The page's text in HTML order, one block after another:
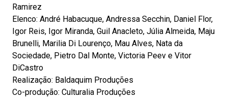
Ramirez
Elenco: André Habacuque, Andressa Secchin, Daniel Flor,
Igor Reis, Igor Miranda, Guil Anacleto, Júlia Almeida, Maju
Brunelli, Marilia Di Lourenço, Mau Alves, Nata da
Sociedade, Pietro Dal Monte, Victoria Peev e Vitor
DiCastro
Realização: Baldaquim Produções
Co-produção: Culturalia Produções